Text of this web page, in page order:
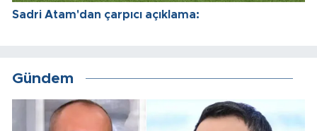
Sadri Atam'dan çarpıcı açıklama:
Gündem